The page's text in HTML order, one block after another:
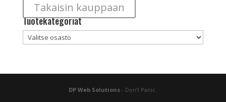
Takaisin kauppaan
Tuotekategoriat
DP Web Solutions - Don’t Panic.